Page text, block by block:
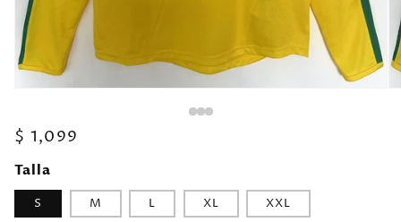
Precio
habitual
$ 1,099
Talla
S M L XL XXL